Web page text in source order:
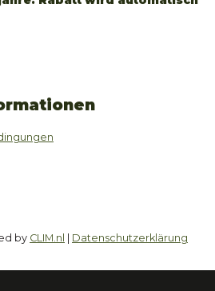
by CLIM.nl Datenschutzerklärung